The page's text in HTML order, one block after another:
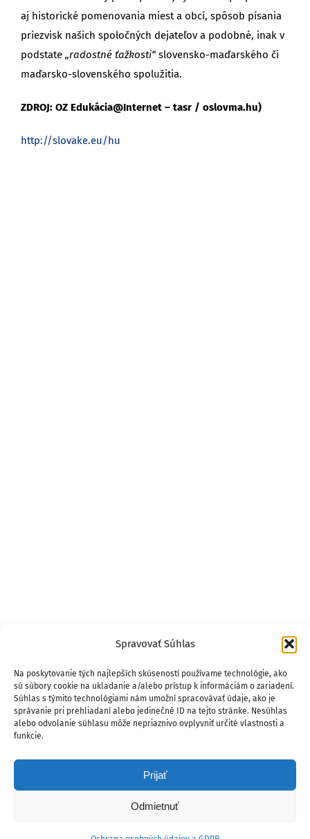
Spravovať Súhlas
Na poskytovanie tých najlepších skúseností používame technológie, ako
sú súbory cookie na ukladanie a/alebo prístup k informáciám o zariadení.
Súhlas s týmito technológiami nám umožní spracovávať údaje, ako je
správanie pri prehliadaní alebo jedinečné ID na tejto stránke. Nesúhlas
alebo odvolanie súhlasu môže nepriaznivo ovplyvniť určité vlastnosti a
funkcie.
Prijať
Odmietnuť
aj historické pomenovania miest a obcí, spôsob písania
priezvisk našich spoločných dejateľov a podobné, inak v
podstate „radostné ťažkosti“slovensko-maďarského či
maďarsko-slovenského spolužitia.
ZDROJ: OZ Edukácia@Internet – tasr / oslovma.hu)
http://slovake.eu/hu